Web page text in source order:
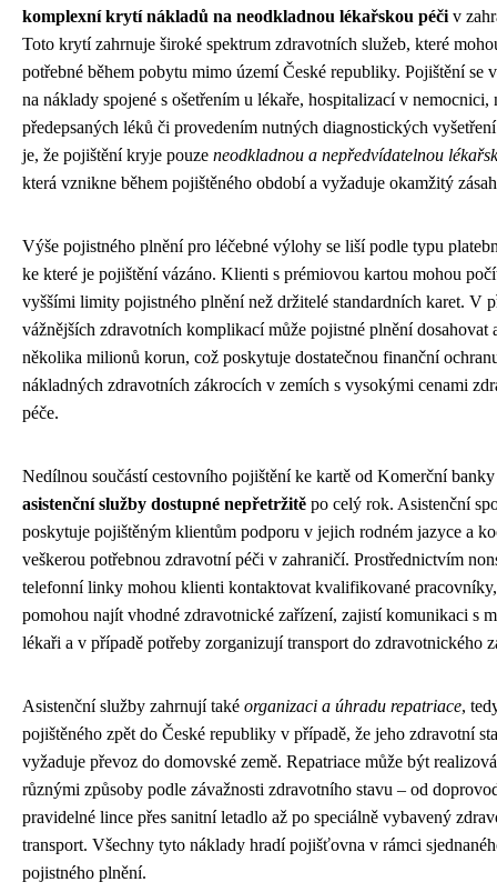
komplexní krytí nákladů na neodkladnou lékařskou péči v
Toto krytí zahrnuje široké spektrum zdravotních služeb, které
potřebné během pobytu mimo území České republiky. Pojištění se
na náklady spojené s ošetřením u lékaře, hospitalizací v nemocnici,
předepsaných léků či provedením nutných diagnostických
je, že pojištění kryje pouze neodkladnou a nepředvídatelnou
která vznikne během pojištěného období a vyžaduje okamžitý
Výše pojistného plnění pro léčebné výlohy se liší podle typu
ke které je pojištění vázáno. Klienti s prémiovou kartou mohou
vyššími limity pojistného plnění než držitelé standardních karet. V
vážnějších zdravotních komplikací může pojistné plnění dosahovat
několika milionů korun, což poskytuje dostatečnou finanční
nákladných zdravotních zákrocích v zemích s vysokými cenami
péče.
Nedílnou součástí cestovního pojištění ke kartě od Komerční
asistenční služby dostupné nepřetržitě po celý rok. Asistenční
poskytuje pojištěným klientům podporu v jejich rodném jazyce a
veškerou potřebnou zdravotní péči v zahraničí. Prostřednictvím
telefonní linky mohou klienti kontaktovat kvalifikované
pomohou najít vhodné zdravotnické zařízení, zajistí komunikaci s
lékaři a v případě potřeby zorganizují transport do zdravotnického
Asistenční služby zahrnují také organizaci a úhradu repatriace,
pojištěného zpět do České republiky v případě, že jeho zdravotní
vyžaduje převoz do domovské země. Repatriace může být
různými způsoby podle závažnosti zdravotního stavu – od
pravidelné lince přes sanitní letadlo až po speciálně vybavený
transport. Všechny tyto náklady hradí pojišťovna v rámci
pojistného plnění.